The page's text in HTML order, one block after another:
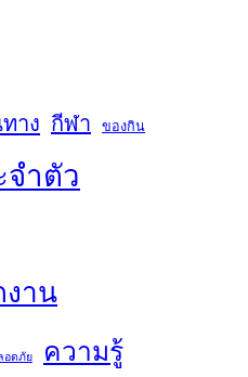
าง กีฬา ของกิน
ำตัว
าน
อดภัย ความรู้